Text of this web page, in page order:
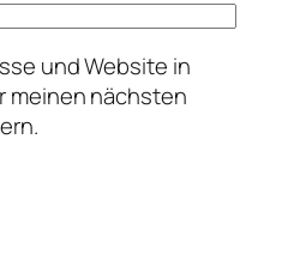
und Website in
meinen nächsten